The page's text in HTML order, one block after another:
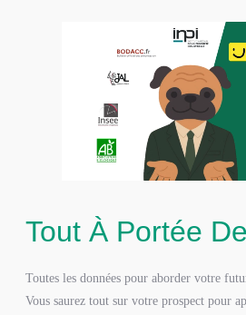
Tout À Portée
Toutes les données pour aborder votre
Vous saurez tout sur votre prospect pour